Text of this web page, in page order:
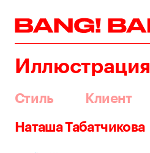
Иллюстрация
Стиль Клиент
Наташа Табатчикова